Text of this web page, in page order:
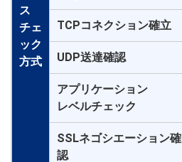
ス
チェ
ック
方式
TCPコネクション確立
UDP送達確認
アプリケーション
レベルチェック
SSLネゴシエーション確
認